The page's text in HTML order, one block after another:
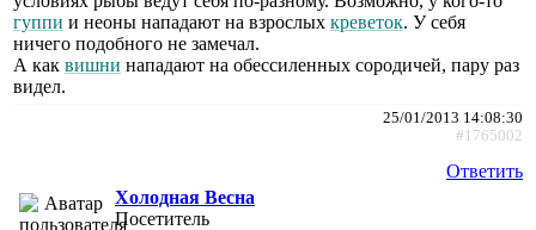
гуппи и неоны нападают на взрослых креветок. У себя
ничего подобного не замечал.
А как вишни нападают на обессиленных сородичей, пару раз
видел.
25/01/2013 14:08:30
#1765002
Ответить
Холодная Весна
Посетитель